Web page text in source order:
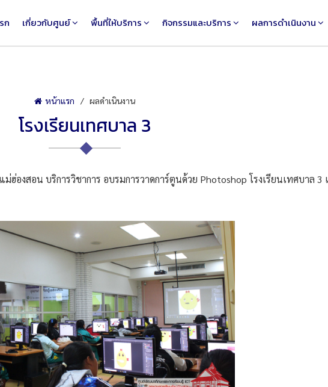
ก เกี่ยวกับศูนย์ พื้นที่ให้บริการ กิจกรรมและบริการ ผลการดำเนินงาน
หน้าแรก ผลดำเนินงาน
โรงเรียนเทศบาล 3
งสอน บริการวิชาการ อบรมการวาดการ์ตูนด้วย Photoshop โรงเรียนเทศบาล